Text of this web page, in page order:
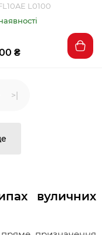
L0100
₴
>|
вуличних